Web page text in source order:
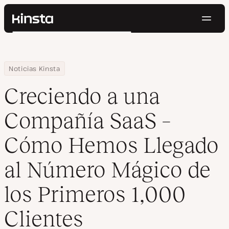
Kinsta®
Precios
Contacto
Buscar
Home
Centro de Recursos
Blog
Noticias Kinsta
Creciendo a una Compañía SaaS – Cómo Hemos Llegado al
Creciendo a una
Compañía SaaS –
Cómo Hemos Llegado
al Número Mágico de
los Primeros 1,000
Clientes